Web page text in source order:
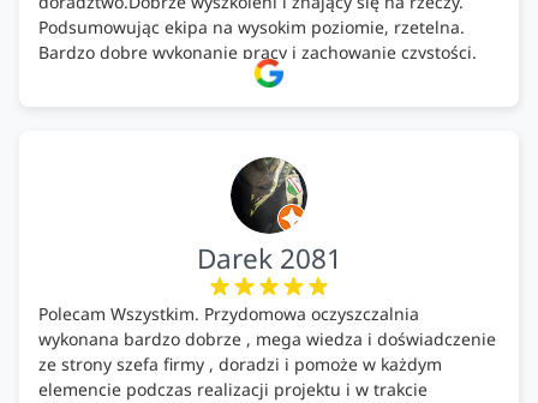
Podsumowując ekipa na wysokim poziomie, rzetelna.
Bardzo dobre wykonanie pracy i zachowanie czystości.
Darek 2081
Polecam Wszystkim. Przydomowa oczyszczalnia
wykonana bardzo dobrze , mega wiedza i doświadczenie
ze strony szefa firmy , doradzi i pomoże w każdym
elemencie podczas realizacji projektu i w trakcie